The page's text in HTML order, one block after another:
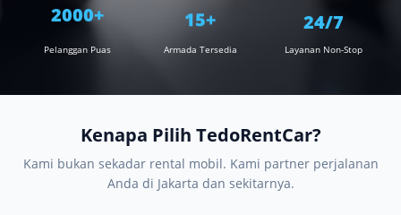
2000+
Pelanggan Puas
15+
Armada Tersedia
24/7
Layanan Non-Stop
Kenapa Pilih TedoRentCar?
Kami bukan sekadar rental mobil. Kami partner perjalanan
Anda di Jakarta dan sekitarnya.